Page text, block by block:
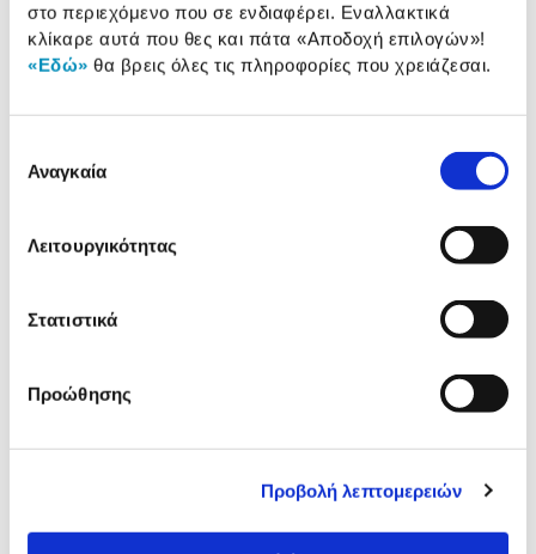
στο περιεχόμενο που σε ενδιαφέρει. Εναλλακτικά
κλίκαρε αυτά που θες και πάτα «Αποδοχή επιλογών»!
«Εδώ» θα βρεις όλες τις πληροφορίες που χρειάζεσαι.
συγκατάθεσης
Αναγκαία
Λειτουργικότητας
Στατιστικά
Προώθησης
Προβολή λεπτομερειών
Αξιολογήσεις
Αξιολογήσεις
προϊόν με εσένα!
Prime 4 In 1 Plus Ροζ
63,00€
3 Σε 1
64,95€